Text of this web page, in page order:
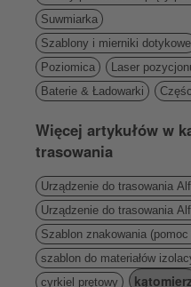
Suwmiarka
Szablony i mierniki dotykowe
Poziomica
Laser
Baterie & Ładowarki
Więcej artykułów w
trasowania
Urządzenie do trasowania
Urządzenie do trasowania
Szablon znakowania
szablon do materiałów
cyrkiel prętowy